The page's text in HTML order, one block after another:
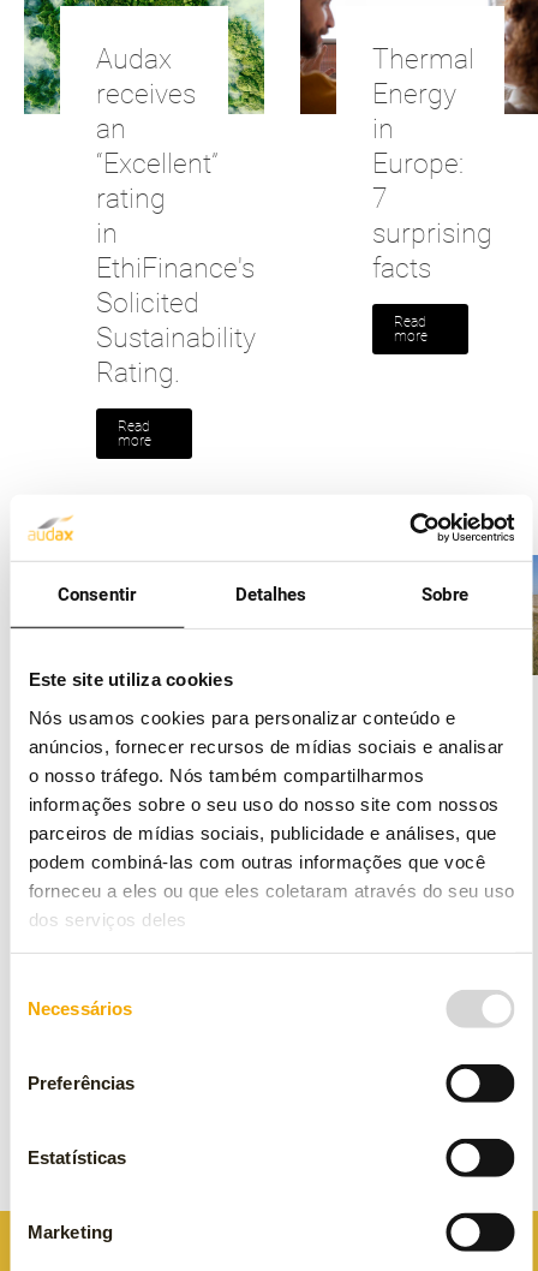
Consentir Detalhes Sobre
Este site utiliza cookies
Nós usamos cookies para personalizar conteúdo e
anúncios, fornecer recursos de mídias sociais e analisar
o nosso tráfego. Nós também compartilharmos
informações sobre o seu uso do nosso site com nossos
parceiros de mídias sociais, publicidade e análises, que
podem combiná-las com outras informações que você
forneceu a eles ou que eles coletaram através do seu uso
dos serviços deles
Necessários
Preferências
Estatísticas
Marketing
Audax
receives
an
“Excellent”
rating
in
EthiFinance's
Solicited
Sustainability
Rating.
Read
more
Thermal
Energy
in
Europe:
7
surprising
facts
Read
more
The
Energy
Transition:
Secure
Energy
for
Uncertain
Times
Read
to the
Municipality
of
Viseu,
in
central